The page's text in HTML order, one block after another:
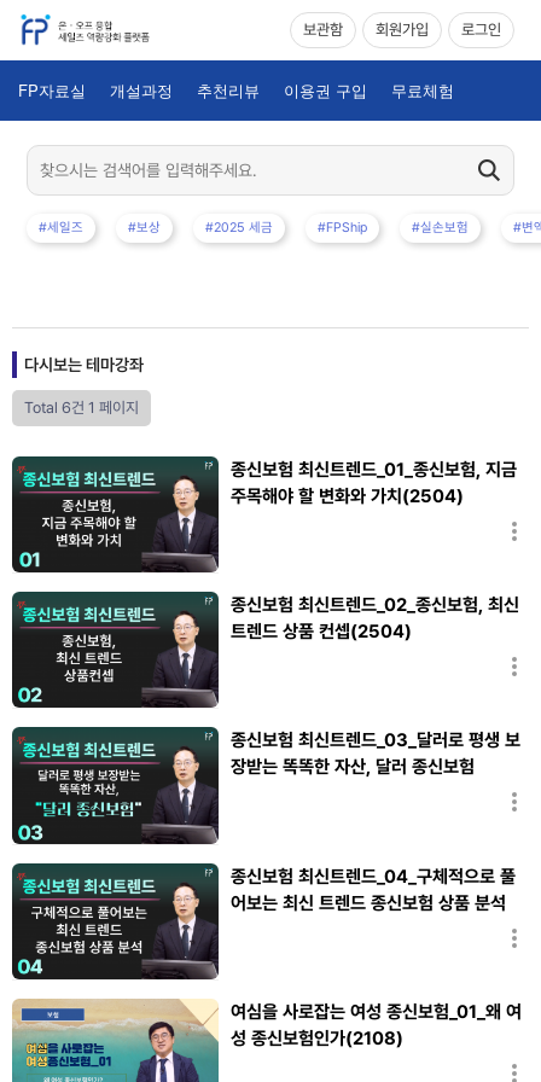
보관함 회원가입 로그인
FP자료실 개설과정 추천리뷰 이용권 구입 무료체험
#세일즈 #보상 #2025 세금 #FPShip #실손보험 #변
다시보는 테마강좌
Total 6건 1 페이지
종신보험 최신트렌드_01_종신보험, 지금
주목해야 할 변화와 가치(2504)
종신보험 최신트렌드_02_종신보험, 최신
트렌드 상품 컨셉(2504)
종신보험 최신트렌드_03_달러로 평생 보
장받는 똑똑한 자산, 달러 종신보험
종신보험 최신트렌드_04_구체적으로 풀
어보는 최신 트렌드 종신보험 상품 분석
여심을 사로잡는 여성 종신보험_01_왜 여
성 종신보험인가(2108)